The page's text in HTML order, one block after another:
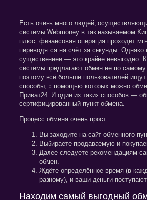
Есть очень много людей,
системы Webmoney в так называемом
плюс: финансовая операция проходит
переводятся на счёт за секунды. Однако
существеннее — это крайне невыгодно.
системы предлагают обмен не по
поэтому всё больше пользователей ищут
способы, с помощью которых можно
Приват24. И один из таких способов —
сертифицированный пункт обмена.
Процесс обмена очень прост:
Вы заходите на сайт обменного
Выбираете продаваемую и
Далее следуете рекомендациям
обмен.
Ждёте определённое время (в
разному), и ваши деньги поступают
Находим самый выгодный